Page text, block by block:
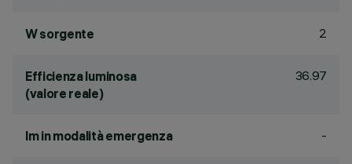
W sorgente 2
Efficienza luminosa
(valore reale)
36.97
lm in modalità emergenza -